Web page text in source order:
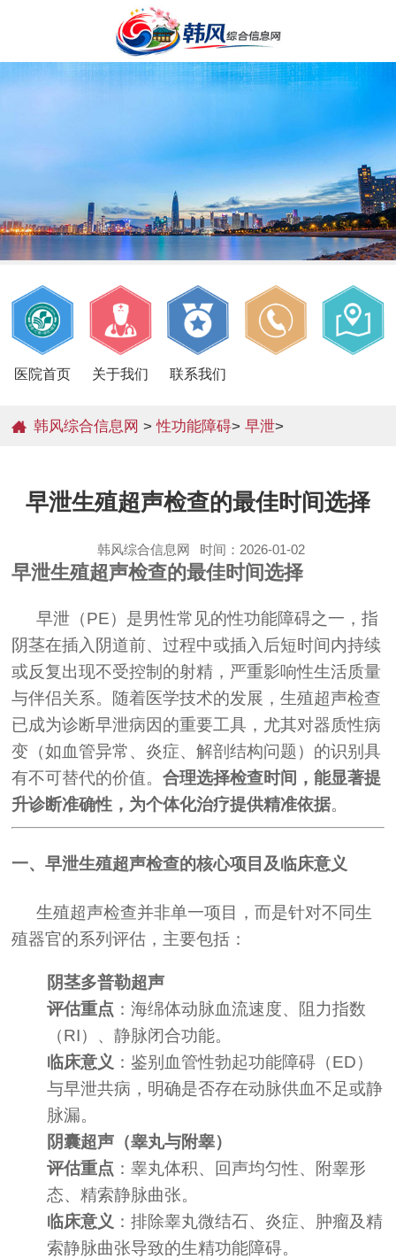
医院首页 关于我们 联系我们
韩风综合信息网 >性功能障碍>早泄>
早泄生殖超声检查的最佳时间选择
韩风综合信息网 时间：2026-01-02
早泄生殖超声检查的最佳时间选择
早泄（PE）是男性常见的性功能障碍之一，指
阴茎在插入阴道前、过程中或插入后短时间内持续
或反复出现不受控制的射精，严重影响性生活质量
与伴侣关系。随着医学技术的发展，生殖超声检查
已成为诊断早泄病因的重要工具，尤其对器质性病
变（如血管异常、炎症、解剖结构问题）的识别具
有不可替代的价值。合理选择检查时间，能显著提
升诊断准确性，为个体化治疗提供精准依据。
一、早泄生殖超声检查的核心项目及临床意义
生殖超声检查并非单一项目，而是针对不同生
殖器官的系列评估，主要包括：
阴茎多普勒超声
评估重点 ：海绵体动脉血流速度、阻力指数
（RI）、静脉闭合功能。
临床意义 ：鉴别血管性勃起功能障碍（ED）
与早泄共病，明确是否存在动脉供血不足或静
脉漏。
阴囊超声（睾丸与附睾）
评估重点 ：睾丸体积、回声均匀性、附睾形
态、精索静脉曲张。
临床意义 ：排除睾丸微结石、炎症、肿瘤及精
索静脉曲张导致的生精功能障碍。